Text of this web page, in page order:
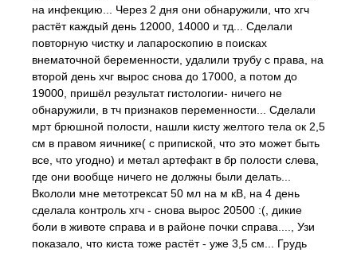
на инфекцию... Через 2 дня они обнаружили, что хгч
растёт каждый день 12000, 14000 и тд... Сделали
повторную чистку и лапароскопию в поисках
внематочной беременности, удалили трубу с права, на
второй день хчг вырос снова до 17000, а потом до
19000, пришёл результат гистологии- ничего не
обнаружили, в тч признаков переменности... Сделали
мрт брюшной полости, нашли кисту желтого тела ок 2,5
см в правом яичнике( с припиской, что это может быть
все, что угодно) и метал артефакт в бр полости слева,
где они вообще ничего не должны были делать...
Вкололи мне метотрексат 50 мл на м кВ, на 4 день
сделала контроль хгч - снова вырос 20500 :(, дикие
боли в животе справа и в районе почки справа...., Узи
показало, что киста тоже растёт - уже 3,5 см... Грудь